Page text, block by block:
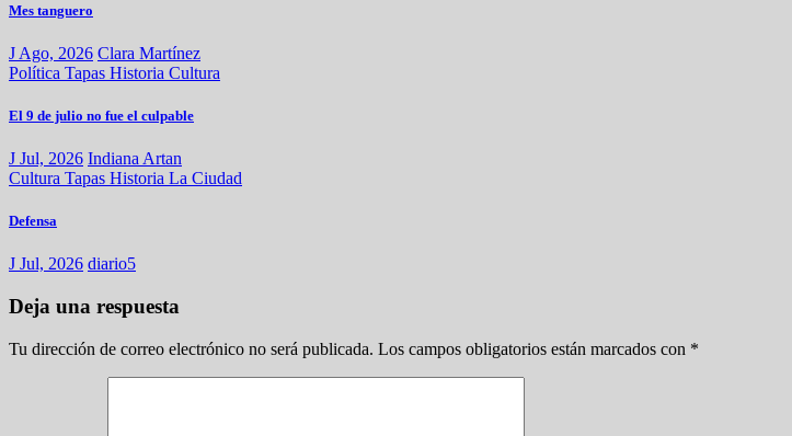
Mes tanguero
J Ago, 2026 Clara Martínez
Política Tapas Historia Cultura
El 9 de julio no fue el culpable
J Jul, 2026 Indiana Artan
Cultura Tapas Historia La Ciudad
Defensa
J Jul, 2026 diario5
Deja una respuesta
Tu dirección de correo electrónico no será publicada. Los campos obligatorios están marcados con *